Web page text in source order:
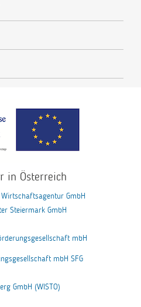
in Österreich
GmbH
Steiermark GmbH
mbH
mbH SFG
GmbH (WISTO)